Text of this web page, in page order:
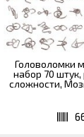
Головоломки
набор 70
сложности,